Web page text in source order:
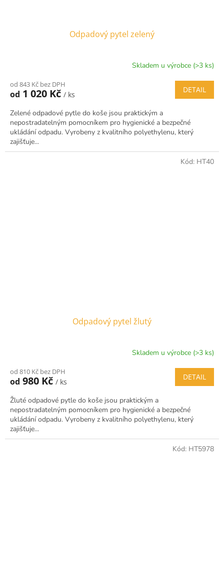
Odpadový pytel zelený
Skladem u výrobce (>3 ks)
od 843 Kč bez DPH
od 1 020 Kč / ks
DETAIL
Zelené odpadové pytle do koše jsou praktickým a
nepostradatelným pomocníkem pro hygienické a bezpečné
ukládání odpadu. Vyrobeny z kvalitního polyethylenu, který
zajišťuje...
Odpadový pytel žlutý
Skladem u výrobce (>3 ks)
od 810 Kč bez DPH
od 980 Kč / ks
DETAIL
Žluté odpadové pytle do koše jsou praktickým a
nepostradatelným pomocníkem pro hygienické a bezpečné
ukládání odpadu. Vyrobeny z kvalitního polyethylenu, který
zajišťuje...
Kód: HT40
Kód: HT5978